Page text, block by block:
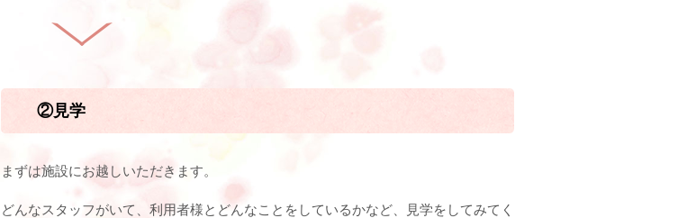
②見学
まずは施設にお越しいただきます。
どんなスタッフがいて、利用者様とどんなことをしているかなど、見学をしてみてく